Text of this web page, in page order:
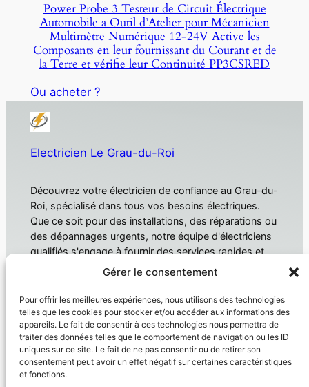
Gérer le consentement
Pour offrir les meilleures expériences, nous utilisons des technologies
telles que les cookies pour stocker et/ou accéder aux informations des
appareils. Le fait de consentir à ces technologies nous permettra de
traiter des données telles que le comportement de navigation ou les ID
uniques sur ce site. Le fait de ne pas consentir ou de retirer son
consentement peut avoir un effet négatif sur certaines caractéristiques
et fonctions.
Power Probe 3 Testeur de Circuit Électrique
Automobile a Outil d’Atelier pour Mécanicien
Multimètre Numérique 12-24V Active les
Composants en leur fournissant du Courant et de
la Terre et vérifie leur Continuité PP3CSRED
Ou acheter ?
Electricien Le Grau-du-Roi
Découvrez votre électricien de confiance au Grau-du-
Roi, spécialisé dans tous vos besoins électriques.
Que ce soit pour des installations, des réparations ou
des dépannages urgents, notre équipe d'électriciens
qualifiés s'engage à fournir des services rapides et
fiables. Électricien Le Grau-du-Roi
À propos
Domotique
Électricien
Produit
Confidentialité
Politique de confidentialité
Conditions générales
Nous contacter
Réseaux sociaux